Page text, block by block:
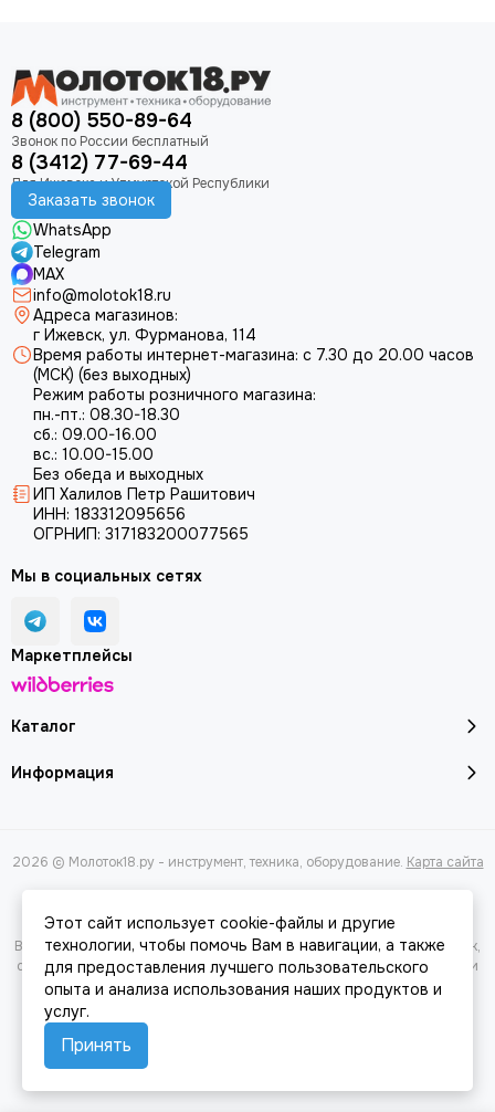
8 (800) 550-89-64
8 (3412) 77-69-44
Заказать звонок
WhatsApp
Telegram
MAX
info@molotok18.ru
Адреса магазинов:
г Ижевск, ул. Фурманова, 114
Время работы интернет-магазина: с 7.30 до 20.00 часов
(МСК) (без выходных)
Режим работы розничного магазина:
пн.-пт.: 08.30-18.30
сб.: 09.00-16.00
вс.: 10.00-15.00
Без обеда и выходных
ИП Халилов Петр Рашитович
ИНН: 183312095656
ОГРНИП: 317183200077565
Каталог
Информация
Мы в социальных сетях
Маркетплейсы
2026 © Молоток18.ру - инструмент, техника, оборудование. Карта сайта
Вся представленная на сайте информация, касающаяся характеристик,
стоимости товаров и услуг, носит информационный характер и ни при
каких условиях не является публичной офертой, определяемой
положениями Статьи 437(2) Гражданского кодекса РФ.
Этот сайт использует cookie-файлы и другие
технологии, чтобы помочь Вам в навигации, а также
для предоставления лучшего пользовательского
опыта и анализа использования наших продуктов и
услуг.
Принять